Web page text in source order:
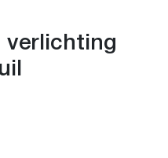
verlichting